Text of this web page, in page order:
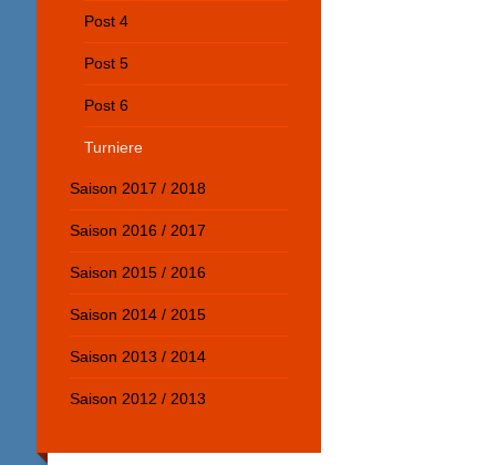
Post 4
Post 5
Post 6
Turniere
Saison 2017 / 2018
Saison 2016 / 2017
Saison 2015 / 2016
Saison 2014 / 2015
Saison 2013 / 2014
Saison 2012 / 2013